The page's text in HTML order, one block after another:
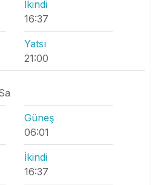
İkindi
16:37
Yatsı
21:00
Güneş
06:01
İkindi
16:37